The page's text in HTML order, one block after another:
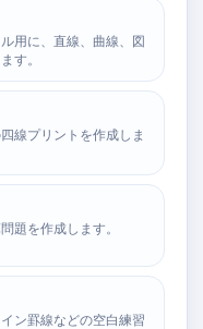
用に、直線、曲線、図
す。
線プリントを作成しま
題を作成します。
ン罫線などの空白練習